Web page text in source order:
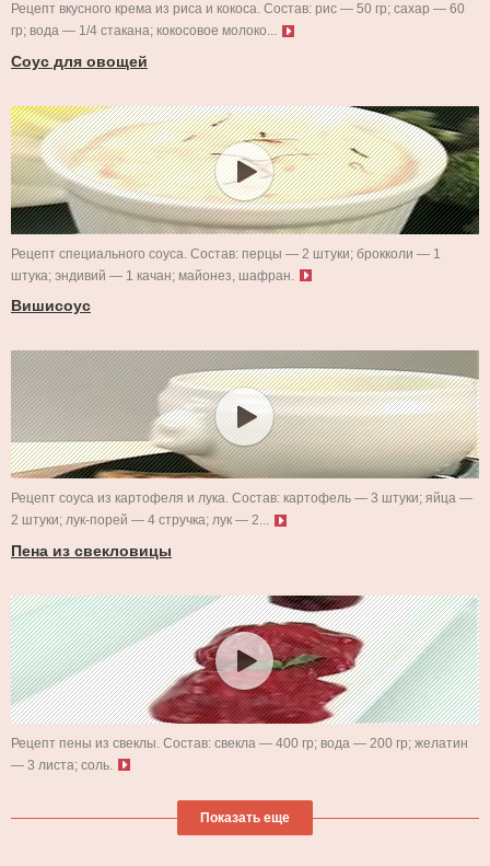
Рецепт вкусного крема из риса и кокоса. Состав: рис — 50 гр; сахар — 60
гр; вода — 1/4 стакана; кокосовое молоко...
Соус для овощей
Рецепт специального соуса. Состав: перцы — 2 штуки; брокколи — 1
штука; эндивий — 1 качан; майонез, шафран.
Вишисоус
Рецепт соуса из картофеля и лука. Состав: картофель — 3 штуки; яйца —
2 штуки; лук-порей — 4 стручка; лук — 2...
Пена из свекловицы
Рецепт пены из свеклы. Состав: свекла — 400 гр; вода — 200 гр; желатин
— 3 листа; соль.
Показать еще